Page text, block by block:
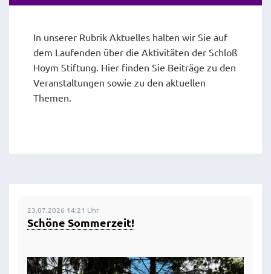
In unserer Rubrik Aktuelles halten wir Sie auf
dem Laufenden über die Aktivitäten der Schloß
Hoym Stiftung. Hier finden Sie Beiträge zu den
Veranstaltungen sowie zu den aktuellen
Themen.
23.07.2026 14:21 Uhr
Schöne Sommerzeit!